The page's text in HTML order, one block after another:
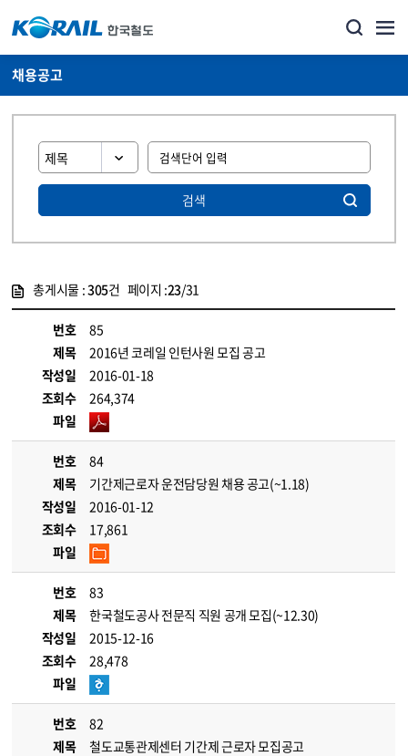
채용공고
검색
총게시물 :305건 페이지 :23/31
번호
85
제목
2016년 코레일 인턴사원 모집 공고
작성일
2016-01-18
조회수
264,374
파일
번호
84
제목
기간제근로자 운전담당원 채용 공고(~1.18)
작성일
2016-01-12
조회수
17,861
파일
번호
83
제목
한국철도공사 전문직 직원 공개 모집(~12.30)
작성일
2015-12-16
조회수
28,478
파일
번호
82
제목
철도교통관제센터 기간제 근로자 모집공고